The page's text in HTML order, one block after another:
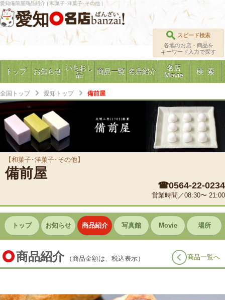
愛知備前屋商品紹介 | 和菓子･洋菓子･その他 |
愛知
スピード検索
各地のお店・商品を
キーワード入力で探す
トップ お知らせ いちおし
品
商品一覧 名店紹介
名店
Movie
検 索
全国トップ 愛知トップ 備前屋
【和菓子･洋菓子･その他】
備前屋
☎0564-22-0234
営業時間／08:30〜 21:00
トップ お知らせ 商品紹介 写真館 Movie 場所
商品紹介 （商品金額は、税込表示） 商品一覧へ